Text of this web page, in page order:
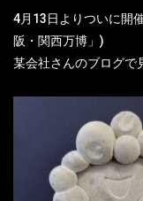
4月13日よりついに開
阪・関西万博」)
某会社さんのブログで